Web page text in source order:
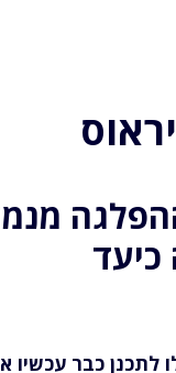
לתכנן כבר עכשיו